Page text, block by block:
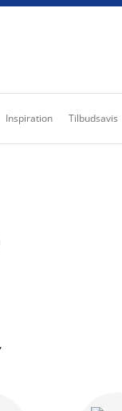
Inspiration Tilbudsavis